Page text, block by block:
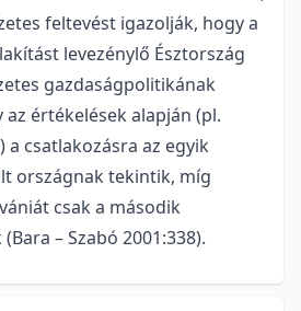
feltevést igazolják, hogy a
levezénylő Észtország
gazdaságpolitikának
értékelések alapján (pl.
a csatlakozásra az egyik
országnak tekintik, míg
csak a második
– Szabó 2001:338).